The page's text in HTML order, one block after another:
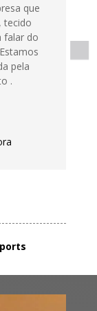
que
tecido
falar do
pela
.